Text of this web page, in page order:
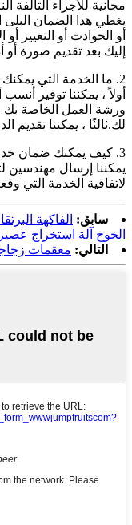
مجانية للأجزاء
يغطي هذا الضمان البلى
أو الحوادث أو التغيير
إليك بعد تقديم صورة أو
2. ما الخدمة التي يمكنك تقديمها قبل البيع؟
أولاً ، يمكننا توفير
ورشة العمل الخاصة بك
لك.ثالثًا ، يمكننا تقديم
3. كيف يمكنك ضمان خدمة ما بعد البيع؟
يمكننا إرسال مهندسين
لاتفاقية الخدمة التي
سابق: الفاكهة
الخوخ آلة استخراج عصير
التالي: معقمات